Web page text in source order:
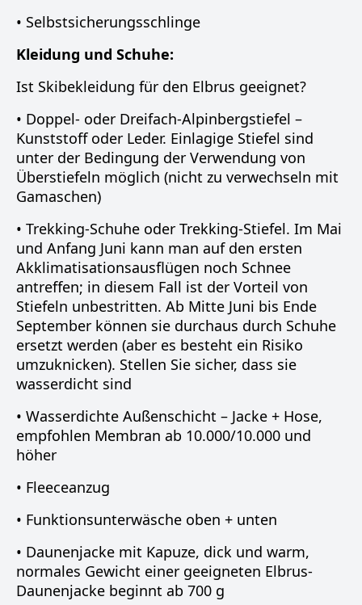
• Selbstsicherungsschlinge
Kleidung und Schuhe:
Ist Skibekleidung für den Elbrus geeignet?
• Doppel- oder Dreifach-Alpinbergstiefel –
Kunststoff oder Leder. Einlagige Stiefel sind
unter der Bedingung der Verwendung von
Überstiefeln möglich (nicht zu verwechseln mit
Gamaschen)
• Trekking-Schuhe oder Trekking-Stiefel. Im Mai
und Anfang Juni kann man auf den ersten
Akklimatisationsausflügen noch Schnee
antreffen; in diesem Fall ist der Vorteil von
Stiefeln unbestritten. Ab Mitte Juni bis Ende
September können sie durchaus durch Schuhe
ersetzt werden (aber es besteht ein Risiko
umzuknicken). Stellen Sie sicher, dass sie
wasserdicht sind
• Wasserdichte Außenschicht – Jacke + Hose,
empfohlen Membran ab 10.000/10.000 und
höher
• Fleeceanzug
• Funktionsunterwäsche oben + unten
• Daunenjacke mit Kapuze, dick und warm,
normales Gewicht einer geeigneten Elbrus-
Daunenjacke beginnt ab 700 g